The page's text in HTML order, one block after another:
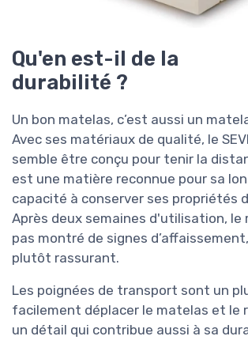
Qu'en est-il de la
durabilité ?
Un bon matelas, c’est aussi un
Avec ses matériaux de qualité, le
semble être conçu pour tenir la
est une matière reconnue pour sa
capacité à conserver ses propriétés
Après deux semaines d'utilisation, le
pas montré de signes
plutôt rassurant.
Les poignées de transport sont un
facilement déplacer le matelas et le
un détail qui contribue aussi à sa